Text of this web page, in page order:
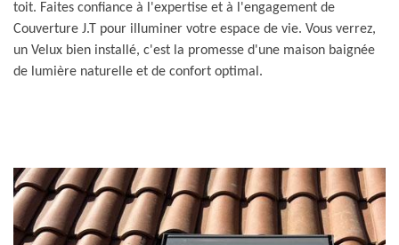
toit. Faites confiance à l'expertise et à l'engagement de
Couverture J.T pour illuminer votre espace de vie. Vous verrez,
un Velux bien installé, c'est la promesse d'une maison baignée
de lumière naturelle et de confort optimal.